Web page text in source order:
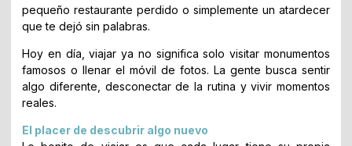
pequeño restaurante perdido o simplemente un atardecer
que te dejó sin palabras.
Hoy en día, viajar ya no significa solo visitar monumentos
famosos o llenar el móvil de fotos. La gente busca sentir
algo diferente, desconectar de la rutina y vivir momentos
reales.
El placer de descubrir algo nuevo